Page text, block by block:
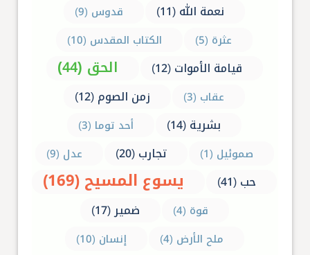
نعمة الله (11)
قدوس (9)
عثرة (5)
الكتاب المقدس (10)
قيامة الأموات (12) الحق (44)
عقاب (3)
زمن الصوم (12)
بشرية (14)
أحد توما (3)
صموئيل (1)
تجارب (20) عدل (9)
حب (41) يسوع المسيح (169)
قوة (4) ضمير (17)
ملح الأرض (4) إنسان (10)